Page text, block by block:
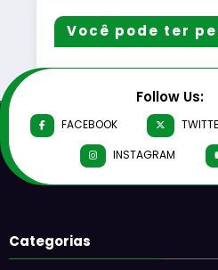
Você pode ter
Follow Us:
FACEBOOK
INSTAGRAM
Categorias